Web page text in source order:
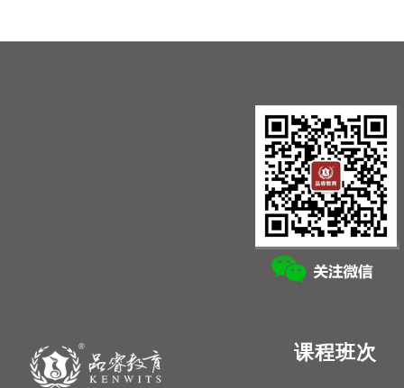
课程班次